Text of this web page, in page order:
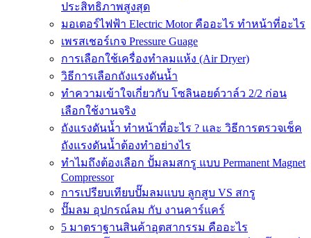
ประสิทธิภาพสูงสุด
มอเตอร์ไฟฟ้า Electric Motor คืออะไร ทำหน้าที่อะไร
เพรสเชอร์เกจ Pressure Guage
การเลือกใช้เครื่องทำลมแห้ง (Air Dryer)
วิธีการเลือกถังแรงดันน้ำ
ทำความเข้าใจเกี่ยวกับ โซลินอยด์วาล์ว 2/2 ก่อน
เลือกใช้งานจริง
ถังแรงดันน้ำ ทำหน้าที่อะไร ? และ วิธีการตรวจเช็ค
ถังแรงดันน้ำต้องทำอย่างไร
ทำไมถึงต้องเลือก ปั้มลมสกรู แบบ Permanent Magnet
Compressor
การเปรียบเทียบปั๊มลมแบบ ลูกสูบ VS สกรู
ปั๊มลม อุปกรณ์ลม กับ งานคาร์แคร์
5 มาตราฐานสินค้าอุตสากรรม คืออะไร